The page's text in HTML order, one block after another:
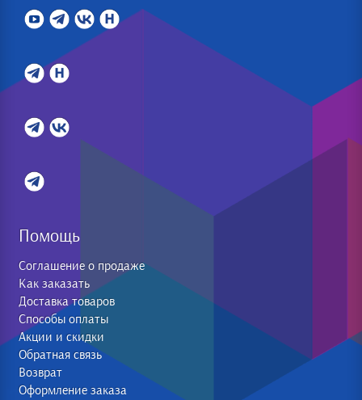
Помощь
Соглашение о продаже
Как заказать
Доставка товаров
Способы оплаты
Акции и скидки
Обратная связь
Возврат
Оформление заказа